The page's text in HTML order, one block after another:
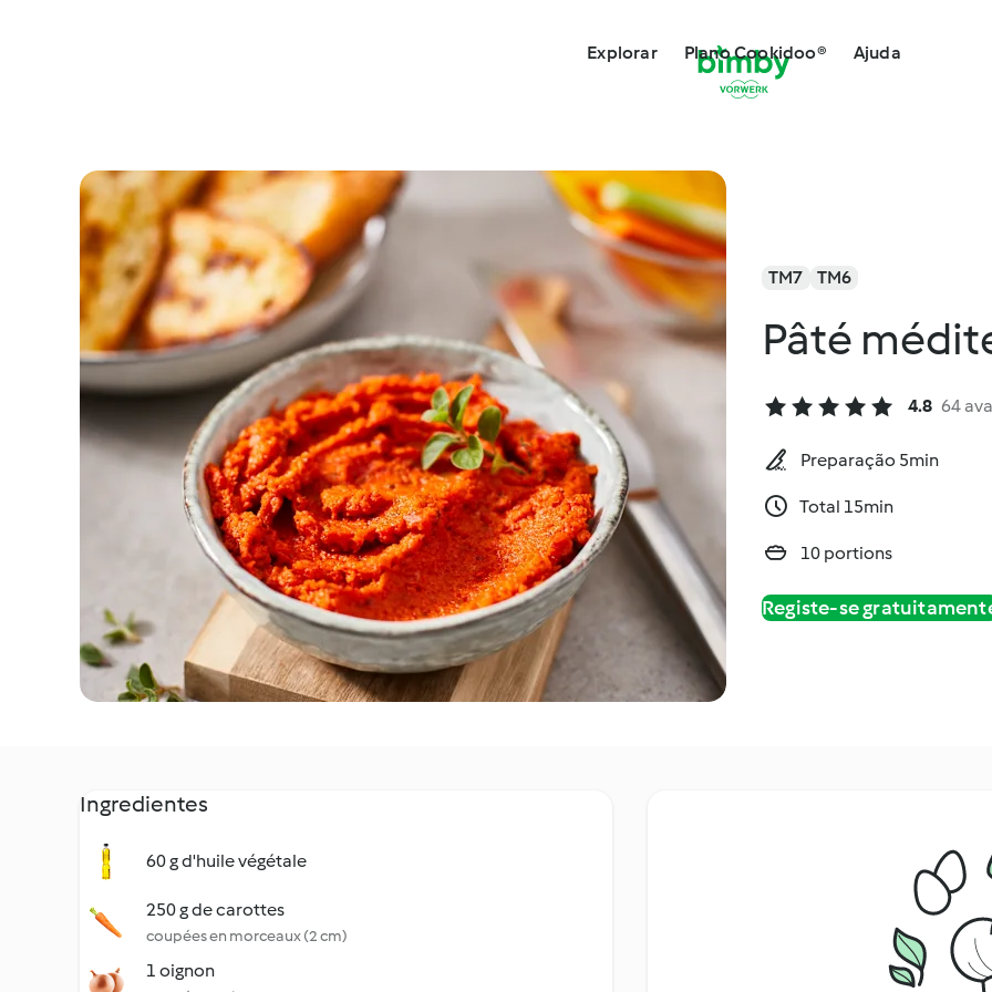
Explorar Plano Cookidoo® Ajuda
TM7 TM6
Pâté
4.8 64
Preparação 5min
Total 15min
10 portions
Registe-se
Ingredientes
60 g d'huile végétale
250 g de carottes
coupées en morceaux (2 cm)
1 oignon